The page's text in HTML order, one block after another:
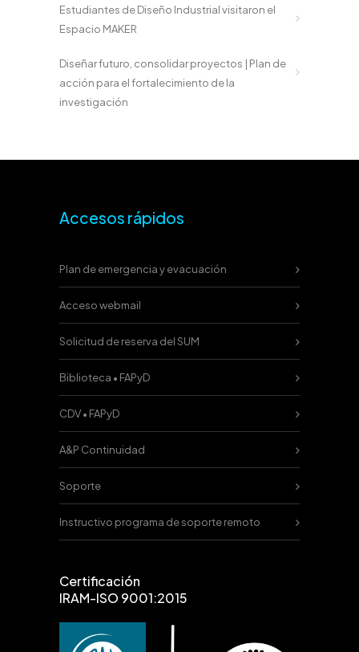
Estudiantes de Diseño Industrial visitaron el
Espacio MAKER
Diseñar futuro, consolidar proyectos | Plan de
acción para el fortalecimiento de la
investigación
Accesos rápidos
Plan de emergencia y evacuación
Acceso webmail
Solicitud de reserva del SUM
Biblioteca • FAPyD
CDV • FAPyD
A&P Continuidad
Soporte
Instructivo programa de soporte remoto
Certificación
IRAM-ISO 9001:2015